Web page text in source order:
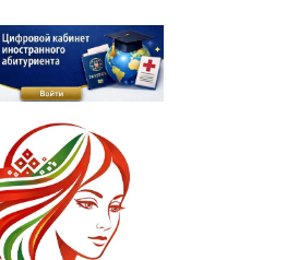
(стоматология)
о самостоятельном
специалистов и интернов